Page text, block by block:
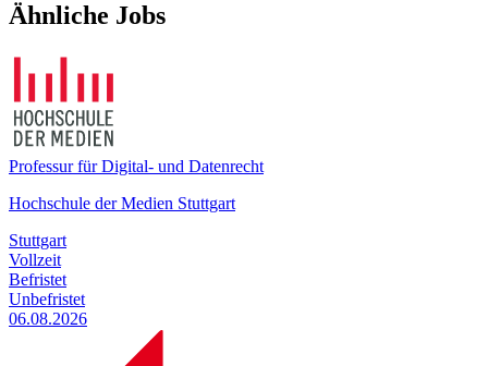
Ähnliche Jobs
Professur für Digital- und Datenrecht
Hochschule der Medien Stuttgart
Stuttgart
Vollzeit
Befristet
Unbefristet
06.08.2026